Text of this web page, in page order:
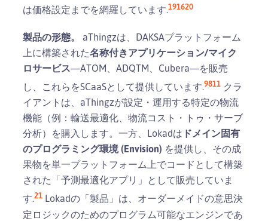
は価格設定までを網羅しています.191620
製品の形態。
aThingzは、DAKSAプラットフォーム
上に構築された名称付きアプリケーション/マイク
ロサービス—ATOM、ADQTM、Cubera—を販売
し、これらをSCaaSとして提供しています.9811 クラ
イアントは、aThingzが設定・運用する特定の物流
機能（例：輸送最適化、物流コスト・トゥ・サーブ
分析）を購入します。一方、Lokadは ドメイン固有
のプログラミング環境 (Envision) を提供し、その成
果物を単一プラットフォーム上でコードとして構築
された「予測最適化アプリ」として販売していま
す.21 Lokadの「製品」は、オーダーメイドの意思決
定ロジックのためのプログラム可能なエンジンであ